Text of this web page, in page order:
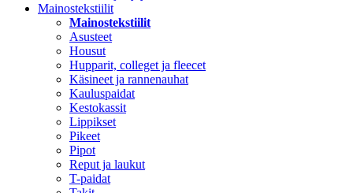
Mainostekstiilit
Mainostekstiilit
Asusteet
Housut
Hupparit, colleget ja fleecet
Käsineet ja rannenauhat
Kauluspaidat
Kestokassit
Lippikset
Pikeet
Pipot
Reput ja laukut
T-paidat